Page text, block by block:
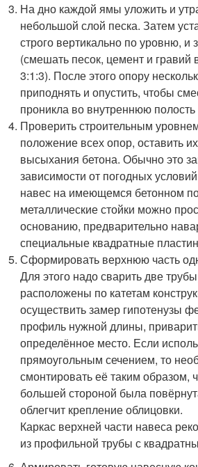
На дно каждой ямы уложить и
небольшой слой песка. Затем
строго вертикально по уровню, и
(смешать песок, цемент и гравий
3:1:3). После этого опору
приподнять и опустить, чтобы
проникла во внутреннюю
Проверить строительным
положение всех опор, оставить
высыхания бетона. Обычно это
зависимости от погодных
навес на имеющемся бетонном
металлические стойки можно
основанию, предварительно
специальные квадратные
Сформировать верхнюю часть
Для этого надо сварить две
расположены по катетам
осуществить замер гипотенузы
профиль нужной длины,
определённое место. Если
прямоугольным сечением, то
смонтировать её таким образом,
большей стороной была
облегчит крепление облицовки.
Каркас верхней части навеса
из профильной трубы с